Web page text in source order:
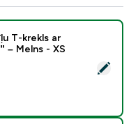
bezvīļu T-krekls ar
T-krekls ar
– Melns - XS
price